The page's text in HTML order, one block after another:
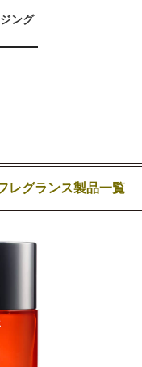
ング
レグランス製品一覧